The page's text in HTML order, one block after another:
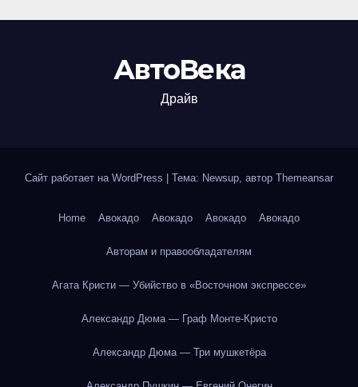
АвтоВека
Драйв
Сайт работает на WordPress Тема: Newsup, автор Themeansar
Home Авокадо Авокадо Авокадо Авокадо
Авторам и правообладателям
Агата Кристи — Убийство в «Восточном экспрессе»
Александр Дюма — Граф Монте-Кристо
Александр Дюма — Три мушкетёра